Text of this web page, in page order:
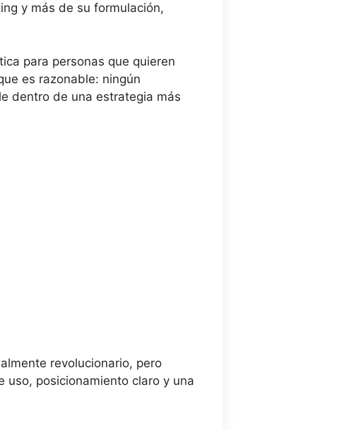
y más de su formulación,
para personas que quieren
es razonable: ningún
dentro de una estrategia más
revolucionario, pero
uso, posicionamiento claro y una